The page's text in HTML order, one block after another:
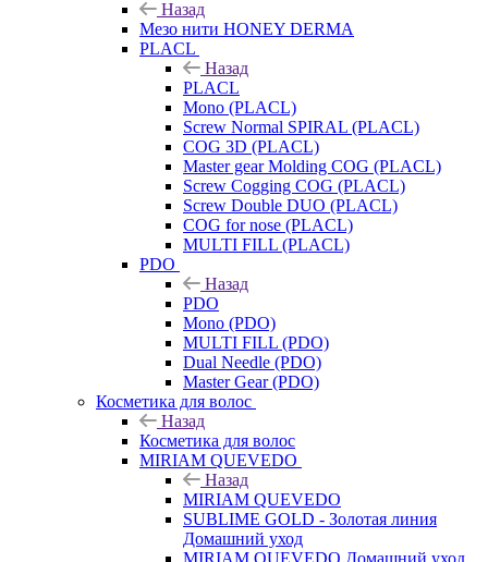
Назад
Мезо нити HONEY DERMA
PLACL
Назад
PLACL
Mono (PLACL)
Screw Normal SPIRAL (PLACL)
COG 3D (PLACL)
Master gear Molding COG (PLACL)
Screw Cogging COG (PLACL)
Screw Double DUO (PLACL)
COG for nose (PLACL)
MULTI FILL (PLACL)
PDO
Назад
PDO
Mono (PDO)
MULTI FILL (PDO)
Dual Needle (PDO)
Master Gear (PDO)
Косметика для волос
Назад
Косметика для волос
MIRIAM QUEVEDO
Назад
MIRIAM QUEVEDO
SUBLIME GOLD - Золотая линия
Домашний уход
MIRIAM QUEVEDO Домашний уход